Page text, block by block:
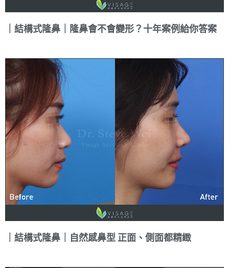
｜結構式隆鼻｜隆鼻會不會變形？十年案例給你答案
｜結構式隆鼻｜自然感鼻型 正面、側面都精緻